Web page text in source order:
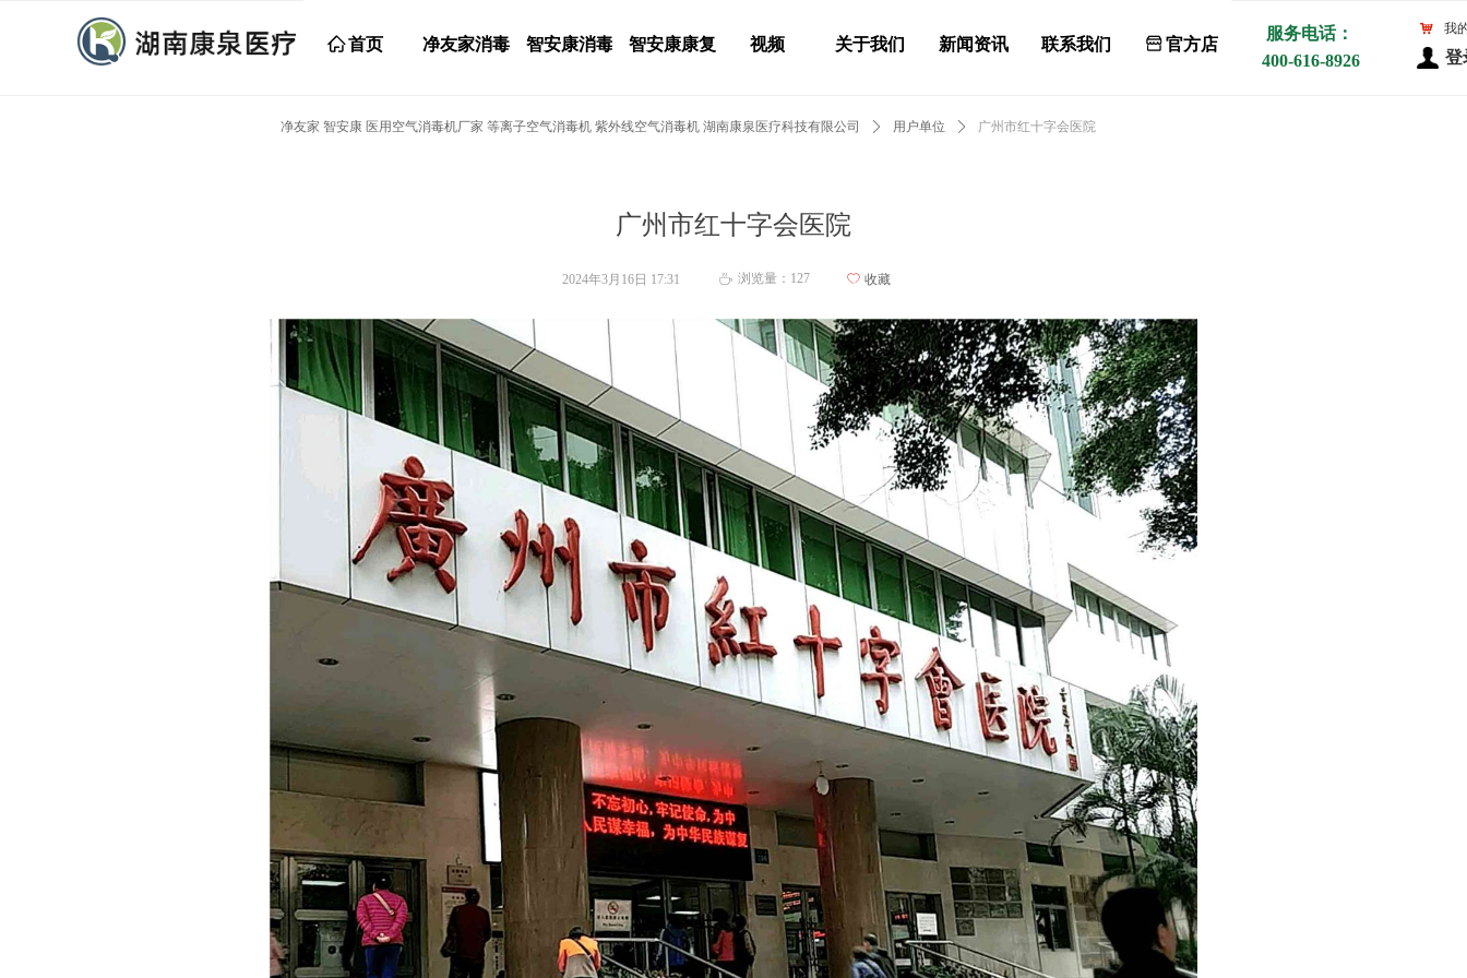
ꀇ 首页 净友家消毒 智安康消毒 智安康康复 视频 关于我们 新闻资讯 联系我们 ꀰ 官方店
登
服务电话：
400-616-8926
낙 我
广州市红十字会医院
净友家 智安康 医用空气消毒机厂家 等离子空气消毒机 紫外线空气消毒机 湖南康泉医疗科技有限公司 ꄲ 用户单位 ꄲ 广州市红十字会医院
2024年3月16日 17:31 ꄘ 浏览量： 127 ꄀ 收藏